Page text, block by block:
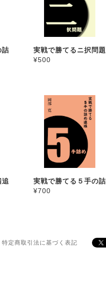
詰
実戦で勝てるニ択問題
集
¥500
実戦で勝てる５手の詰
め連珠
¥700
特定商取引法に基づく表記